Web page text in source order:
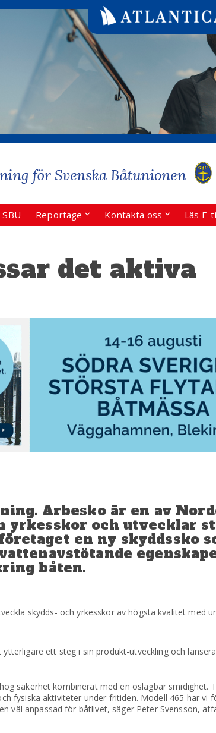
SBU Reportage Kontakta oss Läs E-
det aktiva
Arbesko är en av
yrkesskor och utvecklar
en ny skyddssko
båten.
skydds- och yrkesskor av högsta kvalitet med
ett steg i sin produkt-utveckling och
säkerhet kombinerat med en oslagbar smidighet.
fysiska aktiviteter under fritiden. Modell 465 har vi
väl anpassad för båtlivet, säger Peter Svensson,